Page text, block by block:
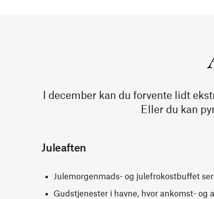
I december kan du forvente lidt
Eller du kan
Juleaften
Julemorgenmads- og julefrokostbuffet
Gudstjenester i havne, hvor ankomst- og